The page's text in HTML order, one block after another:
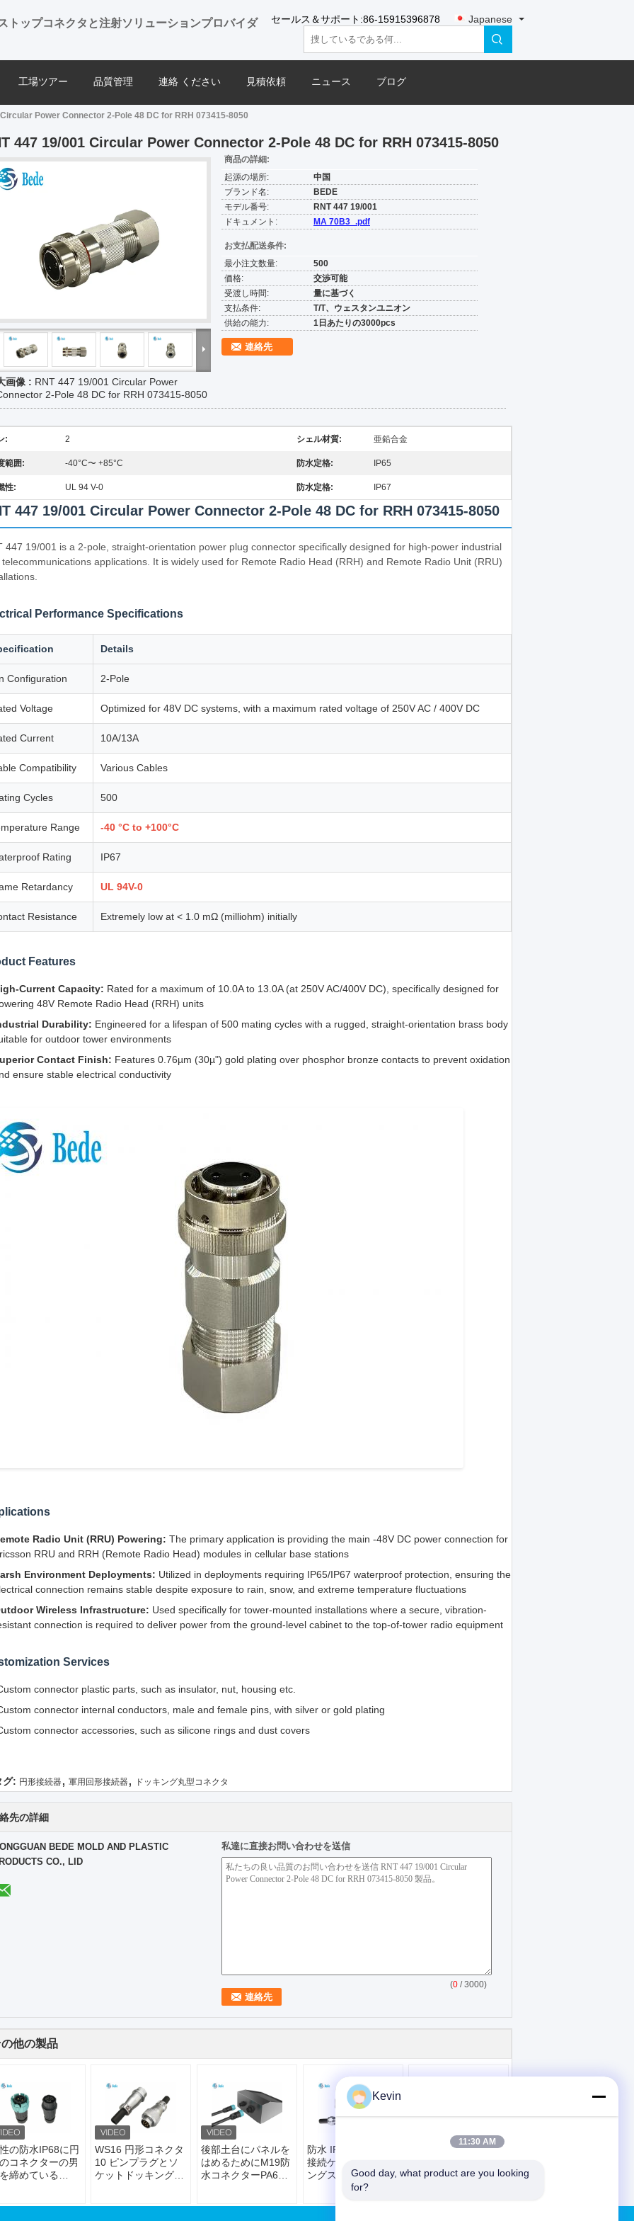
トップコネクタと注射ソリューションプロバイダ
セールス＆サポート:86-15915396878 Japanese
工場ツアー 品質管理 連絡 ください 見積依頼 ニュース ブログ
Power Connector 2-Pole 48 DC for RRH 073415-8050
447 19/001 Circular Power Connector 2-Pole 48 DC for RRH 073415-8050
画像 : RNT 447 19/001 Circular Power
2-Pole 48 DC for RRH 073415-8050
商品の詳細:
起源の場所:
中国
ブランド名:
BEDE
モデル番号:
RNT 447 19/001
ドキュメント:
MA 70B3_.pdf
お支払配送条件:
最小注文数量:
500
価格:
交渉可能
受渡し時間:
量に基づく
支払条件:
T/T、ウェスタンユニオン
供給の能力:
1日あたりの3000pcs
連絡先
: 2 シェル材質: 亜鉛合金
範囲: -40°C〜 +85°C 防水定格: IP65
性: UL 94 V-0 防水定格: IP67
447 19/001 Circular Power Connector 2-Pole 48 DC for RRH 073415-8050
447 19/001 is a 2-pole, straight-orientation power plug connector specifically designed for high-power industrial
applications. It is widely used for Remote Radio Head (RRH) and Remote Radio Unit (RRU)
Performance Specifications
Details
Configuration 2-Pole
Voltage Optimized for 48V DC systems, with a maximum rated voltage of 250V AC / 400V DC
Current 10A/13A
Compatibility Various Cables
Cycles 500
Range -40 °C to +100°C
Rating IP67
Retardancy UL 94V-0
Resistance Extremely low at < 1.0 mΩ (milliohm) initially
Features
Current Capacity: Rated for a maximum of 10.0A to 13.0A (at 250V AC/400V DC), specifically designed for
48V Remote Radio Head (RRH) units
Durability: Engineered for a lifespan of 500 mating cycles with a rugged, straight-orientation brass body
for outdoor tower environments
Contact Finish: Features 0.76µm (30µ") gold plating over phosphor bronze contacts to prevent oxidation
ensure stable electrical conductivity
Radio Unit (RRU) Powering: The primary application is providing the main -48V DC power connection for
RRU and RRH (Remote Radio Head) modules in cellular base stations
Environment Deployments: Utilized in deployments requiring IP65/IP67 waterproof protection, ensuring the
connection remains stable despite exposure to rain, snow, and extreme temperature fluctuations
Wireless Infrastructure: Used specifically for tower-mounted installations where a secure, vibration-
connection is required to deliver power from the ground-level cabinet to the top-of-tower radio equipment
Services
connector plastic parts, such as insulator, nut, housing etc.
connector internal conductors, male and female pins, with silver or gold plating
connector accessories, such as silicone rings and dust covers
グ: 円形接続器, 軍用回形接続器, ドッキング丸型コネクタ
先の詳細
BEDE MOLD AND PLASTIC
CO., LID
私達に直接お問い合わせを送信
(0 / 3000)
の他の製品
の防水IP68に円
コネクターの男
締めている
WS16 円形コネクタ
10 ピンプラグとソ
ケットドッキングコ
後部土台にパネルを
はめるためにM19防
水コネクターPA66
防水 IP68 M16 円形
接続ケーブル ドッキ
ングスタイル 6~10
ピン 4A 200V
IP68 M16 防水円形
6~10ピン 4A 200V
Kevin
11:30 AM
Good day, what product are you looking
for?